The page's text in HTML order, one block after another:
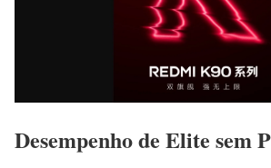
Desempenho de Elite sem